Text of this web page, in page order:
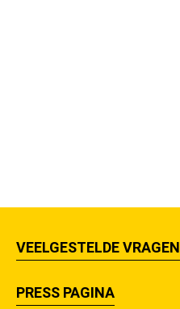
VEELGESTELDE VRAGEN
PRESS PAGINA